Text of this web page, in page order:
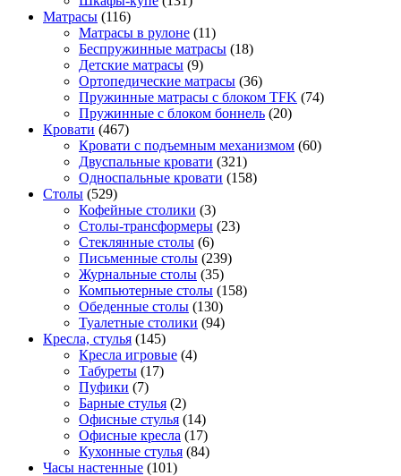
Матрасы (116)
Матрасы в рулоне (11)
Беспружинные матрасы (18)
Детские матрасы (9)
Ортопедические матрасы (36)
Пружинные матрасы с блоком TFK (74)
Пружинные с блоком боннель (20)
Кровати (467)
Кровати с подъемным механизмом (60)
Двуспальные кровати (321)
Односпальные кровати (158)
Столы (529)
Кофейные столики (3)
Столы-трансформеры (23)
Стеклянные столы (6)
Письменные столы (239)
Журнальные столы (35)
Компьютерные столы (158)
Обеденные столы (130)
Туалетные столики (94)
Кресла, стулья (145)
Кресла игровые (4)
Табуреты (17)
Пуфики (7)
Барные стулья (2)
Офисные стулья (14)
Офисные кресла (17)
Кухонные стулья (84)
Часы настенные (101)